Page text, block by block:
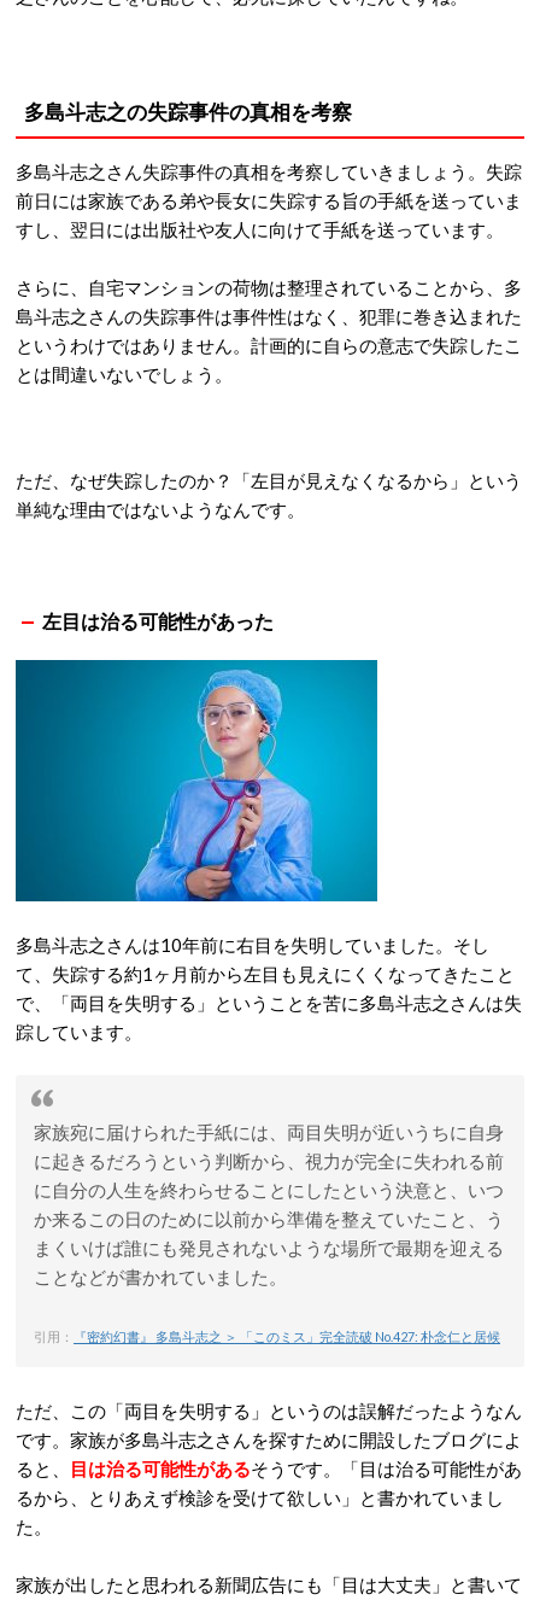
多島斗志之の失踪事件の真相を考察
多島斗志之さん失踪事件の真相を考察していきましょう。失踪
前日には家族である弟や長女に失踪する旨の手紙を送っていま
すし、翌日には出版社や友人に向けて手紙を送っています。
さらに、自宅マンションの荷物は整理されていることから、多
島斗志之さんの失踪事件は事件性はなく、犯罪に巻き込まれた
というわけではありません。計画的に自らの意志で失踪したこ
とは間違いないでしょう。
ただ、なぜ失踪したのか？「左目が見えなくなるから」という
単純な理由ではないようなんです。
左目は治る可能性があった
多島斗志之さんは10年前に右目を失明していました。そし
て、失踪する約1ヶ月前から左目も見えにくくなってきたこと
で、「両目を失明する」ということを苦に多島斗志之さんは失
踪しています。
家族宛に届けられた手紙には、両目失明が近いうちに自身
に起きるだろうという判断から、視力が完全に失われる前
に自分の人生を終わらせることにしたという決意と、いつ
か来るこの日のために以前から準備を整えていたこと、う
まくいけば誰にも発見されないような場所で最期を迎える
ことなどが書かれていました。
引用： 『密約幻書』 多島斗志之 ＞ 「このミス」完全読破 No.427: 朴念仁と居候
ただ、この「両目を失明する」というのは誤解だったようなん
です。家族が多島斗志之さんを探すために開設したブログによ
ると、
目は治る可能性があるそうです。「目は治る可能性があ
るから、とりあえず検診を受けて欲しい」と書かれていまし
た。
家族が出したと思われる新聞広告にも「目は大丈夫」と書いて